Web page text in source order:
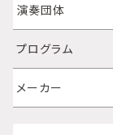
演奏団体
プログラム
メーカー